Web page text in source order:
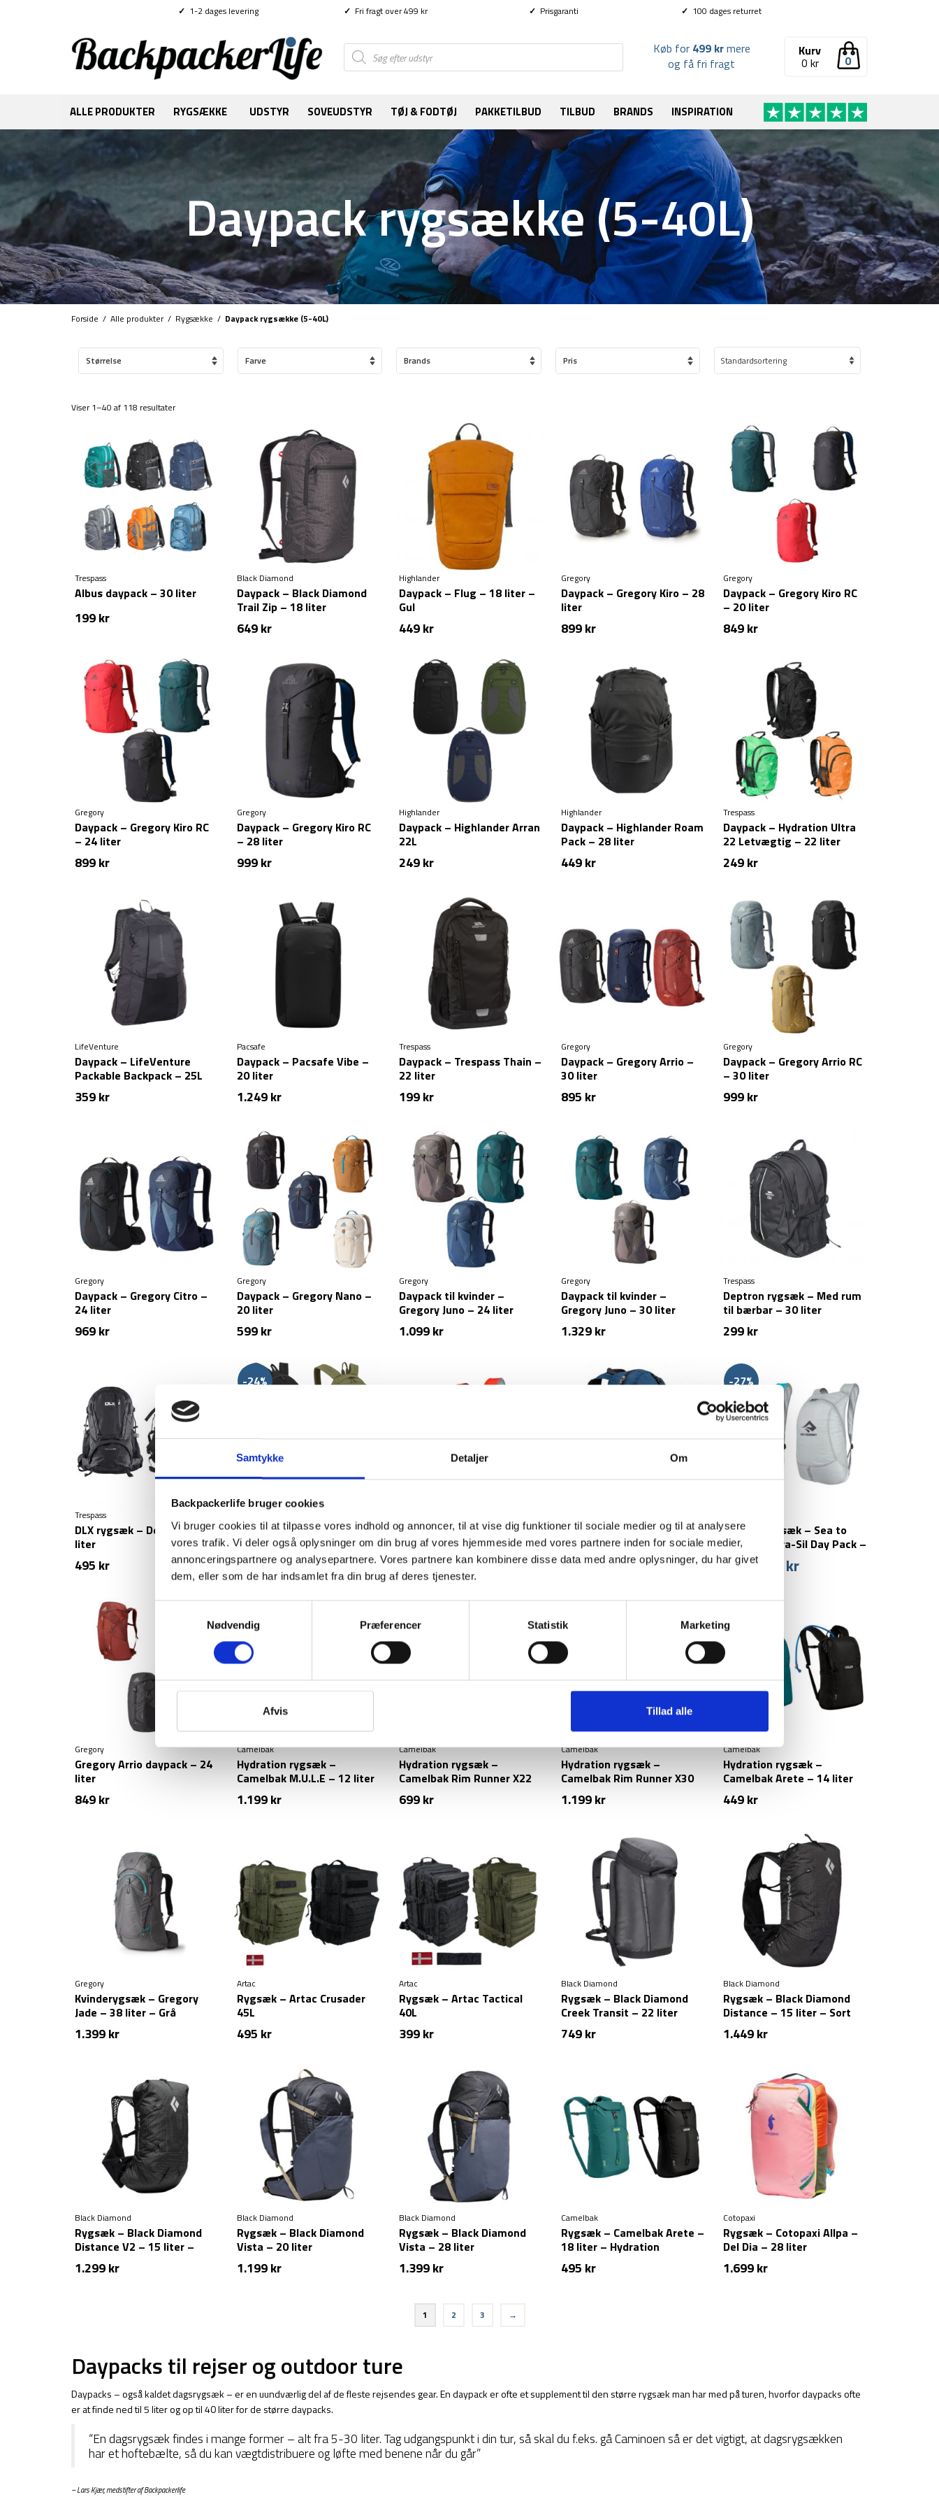
Samtykke Detaljer Om
Backpackerlife bruger cookies
Vi bruger cookies til at tilpasse vores indhold og annoncer, til at vise dig funktioner til sociale medier og til at analysere
vores trafik. Vi deler også oplysninger om din brug af vores hjemmeside med vores partnere inden for sociale medier,
annonceringspartnere og analysepartnere. Vores partnere kan kombinere disse data med andre oplysninger, du har givet
dem, eller som de har indsamlet fra din brug af deres tjenester.
Nødvendig
Præferencer Statistik Marketing
Afvis Tillad alle
✓ 1-2 dages levering ✓ Fri fragt over 499 kr ✓ Prisgaranti ✓ 100 dages returret
Products
search 0
Kurv
0 kr
Køb for 499 krmere
og få fri fragt
ALLE PRODUKTER RYGSÆKKE UDSTYR SOVEUDSTYR TØJ & FODTØJ PAKKETILBUD TILBUD BRANDS INSPIRATION
Daypack rygsække (5-40L)
Forside / Alle produkter/ Rygsække / Daypack rygsække (5-40L)
Pris
Brands
Farve
Størrelse
Viser 1–40 af 118 resultater
Trespass
Albus daypack – 30 liter
199kr
Black Diamond
Daypack – Black Diamond
Trail Zip – 18 liter
649kr
Highlander
Daypack – Flug – 18 liter –
Gul
449kr
Gregory
Daypack – Gregory Kiro – 28
liter
899kr
Gregory
Daypack – Gregory Kiro RC
– 20 liter
849kr
Gregory
Daypack – Gregory Kiro RC
– 24 liter
899kr
Gregory
Daypack – Gregory Kiro RC
– 28 liter
999kr
Highlander
Daypack – Highlander Arran
22L
249kr
Highlander
Daypack – Highlander Roam
Pack – 28 liter
449kr
Trespass
Daypack – Hydration Ultra
22 Letvægtig – 22 liter
249kr
LifeVenture
Daypack – LifeVenture
Packable Backpack – 25L
359kr
Pacsafe
Daypack – Pacsafe Vibe –
20 liter
1.249kr
Trespass
Daypack – Trespass Thain –
22 liter
199kr
Gregory
Daypack – Gregory Arrio –
30 liter
895 kr
Gregory
Daypack – Gregory Arrio RC
– 30 liter
999kr
Gregory
Daypack – Gregory Citro –
24 liter
969kr
Gregory
Daypack – Gregory Nano –
20 liter
599kr
Gregory
Daypack til kvinder –
Gregory Juno – 24 liter
1.099kr
Gregory
Daypack til kvinder –
Gregory Juno – 30 liter
1.329kr
Trespass
Deptron rygsæk – Med rum
til bærbar – 30 liter
299kr
Trespass
DLX rygsæk – Deimos – 28
liter
495 kr
-24%
Dublin daypack – 15 liter
129kr Den
oprindelige
pris
var:
99krDen
aktuelle
pris
er:
Foldbar daypack – Sea to
Summit Day Pack – 20 liter
– Orange
339kr
Foldbar rygsæk – 22 liter –
Blå
299kr
-27%
Foldbar rygsæk – Sea to
Summit Ultra-Sil Day Pack –
20 liter
299krDen
pris
219 krDen
219 kr.
Gregory
Gregory Arrio daypack – 24
liter
849kr
Camelbak
Hydration rygsæk –
Camelbak M.U.L.E – 12 liter
1.199kr
Camelbak
Hydration rygsæk –
Camelbak Rim Runner X22
699kr
Camelbak
Hydration rygsæk –
Camelbak Rim Runner X30
Terra
1.199kr
Camelbak
Hydration rygsæk –
Camelbak Arete – 14 liter
449kr
Gregory
Kvinderygsæk – Gregory
Jade – 38 liter – Grå
1.399kr
Artac
Rygsæk – Artac Crusader
45L
495 kr
Artac
Rygsæk – Artac Tactical
40L
399kr
Black Diamond
Rygsæk – Black Diamond
Creek Transit – 22 liter
749kr
Black Diamond
Rygsæk – Black Diamond
Distance – 15 liter – Sort
1.449kr
Black Diamond
Rygsæk – Black Diamond
Distance V2 – 15 liter –
Sort
1.299kr
Black Diamond
Rygsæk – Black Diamond
Vista – 20 liter
1.199kr
Black Diamond
Rygsæk – Black Diamond
Vista – 28 liter
1.399kr
Camelbak
Rygsæk – Camelbak Arete –
18 liter – Hydration
495 kr
Cotopaxi
Rygsæk – Cotopaxi Allpa –
Del Dia – 28 liter
1.699kr
1 2 3 →
Daypacks til rejser og outdoor ture
Daypacks – også kaldet dagsrygsæk – er en uundværlig del af de fleste rejsendes gear. En daypack er ofte et supplement til den større rygsæk man har med på turen, hvorfor daypacks ofte
er at finde ned til 5 liter og op til 40 liter for de større daypacks.
“En dagsrygsæk findes i mange former – alt fra 5-30 liter. Tag udgangspunkt i din tur, så skal du f.eks. gå Caminoen så er det vigtigt, at dagsrygsækken
har et hoftebælte, så du kan vægtdistribuere og løfte med benene når du går”
– Lars Kjær, medstifter af Backpackerlife